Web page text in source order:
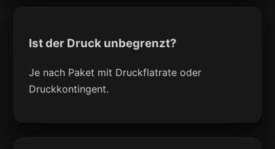
Ist der Druck unbegrenzt?
Je nach Paket mit Druckflatrate oder
Druckkontingent.